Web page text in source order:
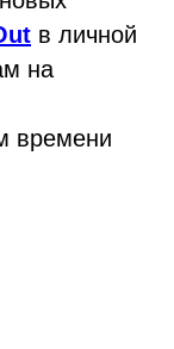
в личной
на
времени